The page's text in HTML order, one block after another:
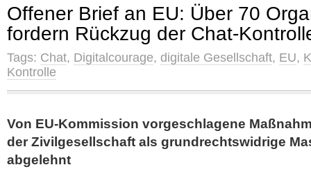
Offener Brief an EU: Über 70
fordern Rückzug der Chat-
Tags: Chat, Digitalcourage, digitale Gesellschaft, EU,
Kontrolle
Von EU-Kommission vorgeschlagene
der Zivilgesellschaft als grundrechtswidrige
abgelehnt